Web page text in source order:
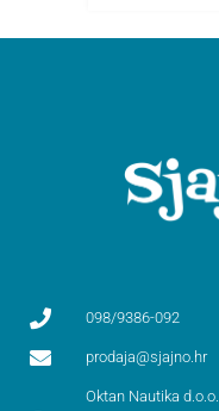
098/9386-092
prodaja@sjajno.hr
Oktan Nautika d.o.o.